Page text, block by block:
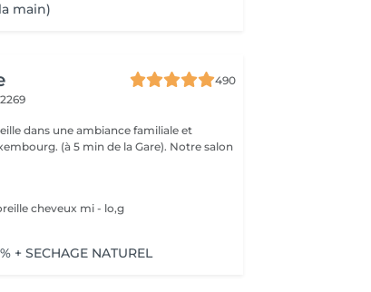
main)
490
dans une ambiance familiale et
(à 5 min de la Gare). Notre salon
cheveux mi - lo,g
+ SECHAGE NATUREL